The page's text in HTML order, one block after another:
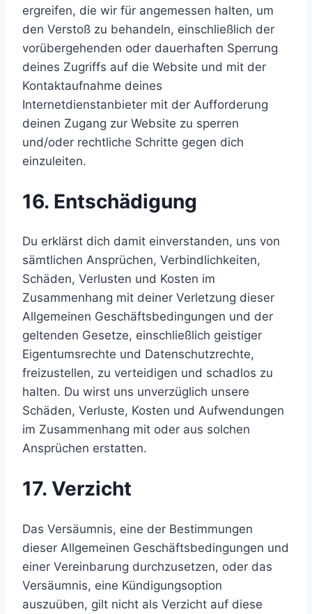
ergreifen, die wir für angemessen halten, um
den Verstoß zu behandeln, einschließlich der
vorübergehenden oder dauerhaften Sperrung
deines Zugriffs auf die Website und mit der
Kontaktaufnahme deines
Internetdienstanbieter mit der Aufforderung
deinen Zugang zur Website zu sperren
und/oder rechtliche Schritte gegen dich
einzuleiten.
16. Entschädigung
Du erklärst dich damit einverstanden, uns von
sämtlichen Ansprüchen, Verbindlichkeiten,
Schäden, Verlusten und Kosten im
Zusammenhang mit deiner Verletzung dieser
Allgemeinen Geschäftsbedingungen und der
geltenden Gesetze, einschließlich geistiger
Eigentumsrechte und Datenschutzrechte,
freizustellen, zu verteidigen und schadlos zu
halten. Du wirst uns unverzüglich unsere
Schäden, Verluste, Kosten und Aufwendungen
im Zusammenhang mit oder aus solchen
Ansprüchen erstatten.
17. Verzicht
Das Versäumnis, eine der Bestimmungen
dieser Allgemeinen Geschäftsbedingungen und
einer Vereinbarung durchzusetzen, oder das
Versäumnis, eine Kündigungsoption
auszuüben, gilt nicht als Verzicht auf diese